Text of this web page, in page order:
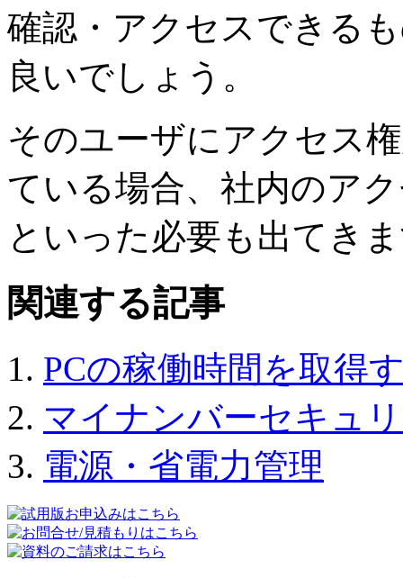
確認・アクセスできる
良いでしょう。
そのユーザにアクセス
ている場合、社内のア
といった必要も出てき
関連する記事
PCの稼働時間を取得
マイナンバーセキュ
電源・省電力管理